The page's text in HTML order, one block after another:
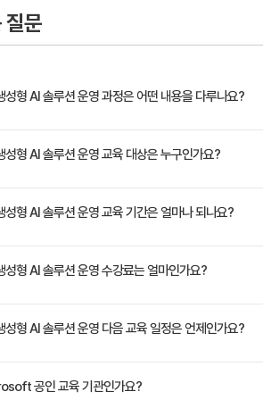
문
형 AI 솔루션 운영 과정은 어떤 내용을 다루나요?
머신러닝 및 생성형 AI 솔루션 운영으로 교육과정이
형 AI 솔루션 운영 교육 대상은 누구인가요?
준의 AI 솔루션을 설계·운영하려는 데이터 분석가, 머신
형 AI 솔루션 운영 교육 기간은 얼마나 되나요?
교육 페이지에서 확인하실 수 있습니다.
형 AI 솔루션 운영 수강료는 얼마인가요?
별도)입니다. 고용보험 환급 및 기업 할인 혜택이 적용될
형 AI 솔루션 운영 다음 교육 일정은 언제인가요?
년 09월 07일입니다. 최신 일정은 https://
공인 교육 기관인가요?